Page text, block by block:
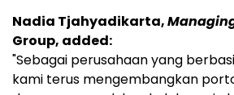
Nadia Tjahyadikarta,
Group, added:
"Sebagai perusahaan yang
kami terus mengembangkan